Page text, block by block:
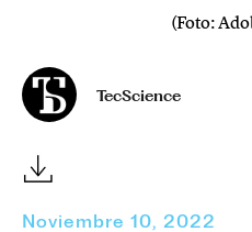
(Foto:
TecScience
Noviembre 10, 2022